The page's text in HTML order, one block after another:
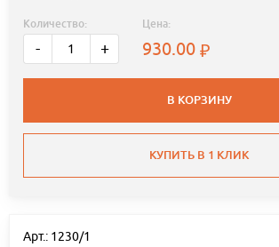
Количество:
- +
Цена:
930.00
В КОРЗИНУ
КУПИТЬ В 1 КЛИК
Арт.: 1230/1